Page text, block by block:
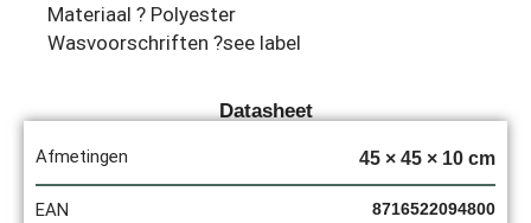
Materiaal ? Polyester
Wasvoorschriften ?see label
Datasheet
Afmetingen 45 × 45 × 10 cm
EAN 8716522094800